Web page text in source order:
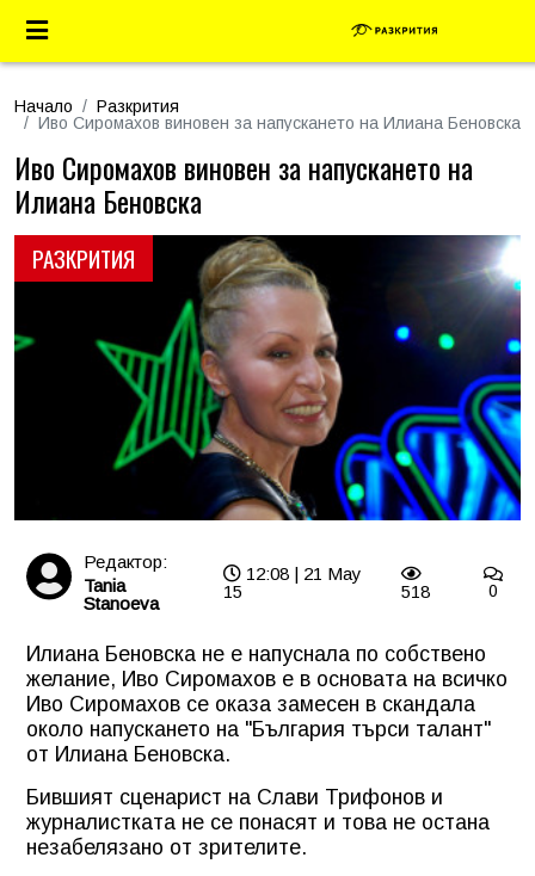
Начало
Разкрития
Иво Сиромахов виновен за напускането на Илиана Беновска
РАЗКРИТИЯ
Иво Сиромахов виновен за напускането на
Илиана Беновска
Редактор:
Tania
Stanoeva
12:08 | 21 May
15
518 0
Илиана Беновска не е напуснала по собствено
желание, Иво Сиромахов е в основата на всичко
Иво Сиромахов се оказа замесен в скандала
около напускането на "България търси талант"
от Илиана Беновска.
Бившият сценарист на Слави Трифонов и
журналистката не се понасят и това не остана
незабелязано от зрителите.